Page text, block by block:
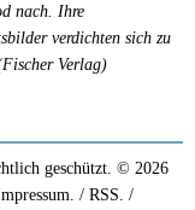
nach. Ihre
verdichten sich zu
Verlag)
geschützt. © 2026
/ RSS. /